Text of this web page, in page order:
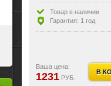
Товар в наличии
Гарантия: 1 год
Ваша цена:
1231 РУБ.
В